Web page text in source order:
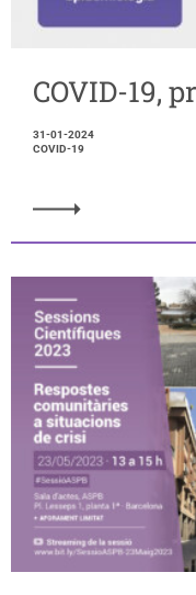
COVID-19,
31-01-2024
COVID-19